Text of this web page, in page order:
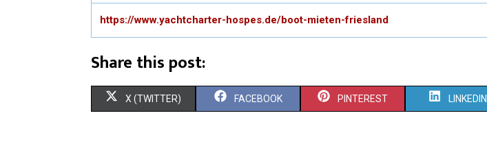
https://www.yachtcharter-hospes.de/boot-mieten-friesland
Share this post:
S
X (TWITTER) S
FACEBOOK S
PINTEREST S
LINKEDIN